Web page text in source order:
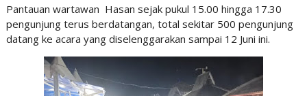
Pantauan wartawan Hasan sejak pukul 15.00 hingga 17.30
pengunjung terus berdatangan, total sekitar 500 pengunjung
datang ke acara yang diselenggarakan sampai 12 Juni ini.